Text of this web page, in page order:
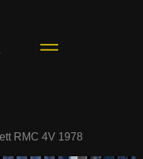
RMC 4V 1978